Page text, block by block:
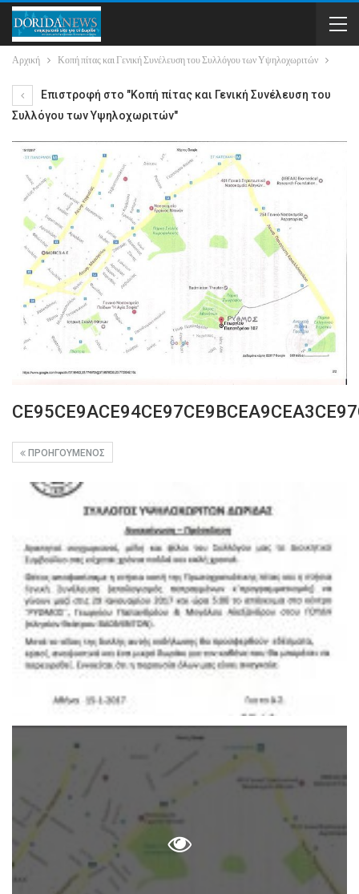
Αρχική Κοπή πίτας και Γενική Συνέλευση του Συλλόγου των Υψηλοχωριτών
Επιστροφή στο "Κοπή πίτας και Γενική Συνέλευση του
Συλλόγου των Υψηλοχωριτών"
ΠΡΟΗΓΟΎΜΕΝΟΣ